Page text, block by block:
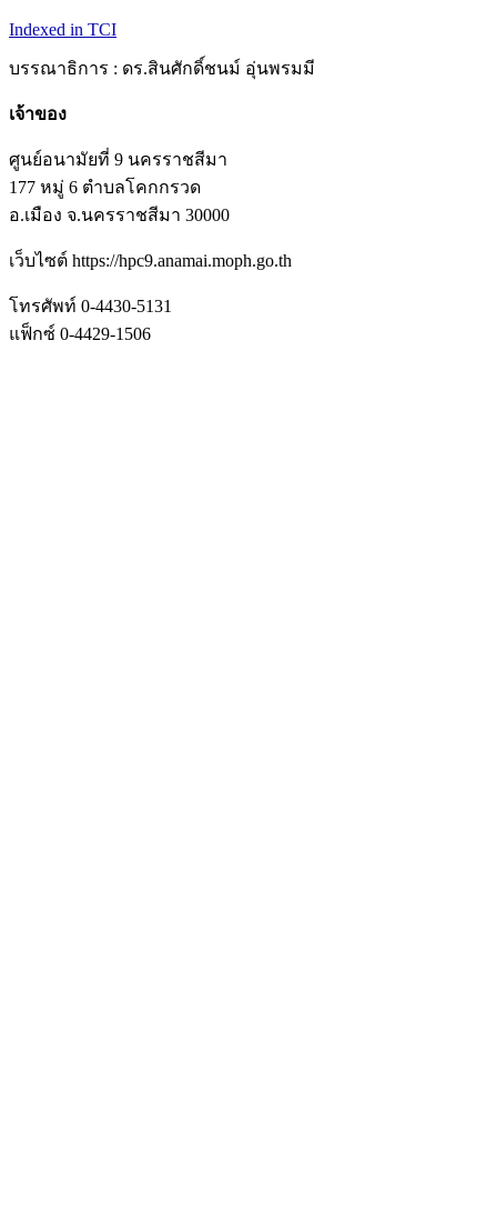
Indexed in TCI
บรรณาธิการ : ดร.สินศักดิ์ชนม์ อุ่นพรมมี
เจ้าของ
ศูนย์อนามัยที่ 9 นครราชสีมา
177 หมู่ 6 ตำบลโคกกรวด
อ.เมือง จ.นครราชสีมา 30000
เว็บไซต์ https://hpc9.anamai.moph.go.th
โทรศัพท์ 0-4430-5131
แฟ็กซ์ 0-4429-1506